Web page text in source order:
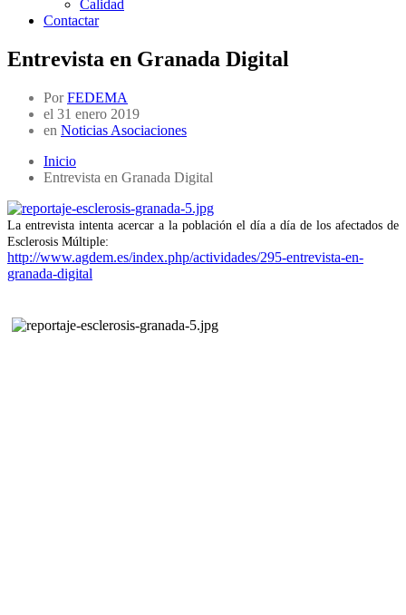
Calidad
Contactar
Entrevista en Granada Digital
Por FEDEMA
el 31 enero 2019
en Noticias Asociaciones
Inicio
Entrevista en Granada Digital
La entrevista intenta acercar a la población el día a día de los afectados de
Esclerosis Múltiple:
http://www.agdem.es/index.php/actividades/295-entrevista-en-
granada-digital